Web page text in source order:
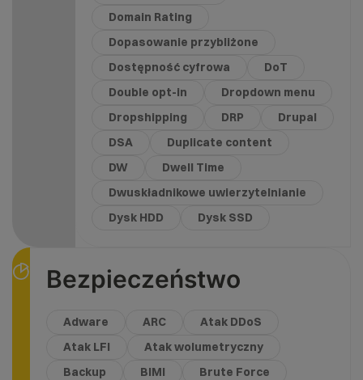
Domain Rating
Dopasowanie przybliżone
Dostępność cyfrowa
DoT
Double opt-in
Dropdown menu
Dropshipping
DRP
Drupal
DSA
Duplicate content
DW
Dwell Time
Dwuskładnikowe uwierzytelnianie
Dysk HDD
Dysk SSD
Bezpieczeństwo
Adware ARC
Atak DDoS
Atak LFI
Atak wolumetryczny
Backup
BIMI
Brute Force